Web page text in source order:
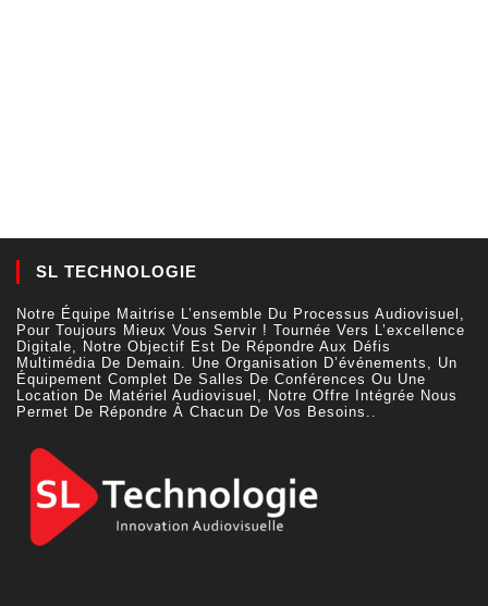
SL TECHNOLOGIE
Notre Équipe Maitrise L’ensemble Du Processus Audiovisuel,
Pour Toujours Mieux Vous Servir ! Tournée Vers L’excellence
Digitale, Notre Objectif Est De Répondre Aux Défis
Multimédia De Demain. Une Organisation D’événements, Un
Équipement Complet De Salles De Conférences Ou Une
Location De Matériel Audiovisuel, Notre Offre Intégrée Nous
Permet De Répondre À Chacun De Vos Besoins..